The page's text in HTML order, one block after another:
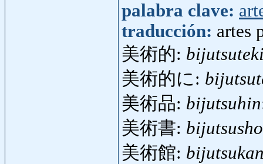
palabra clave:
traducción: artes
美術的:
美術的に:
美術品: bijutsuhin
美術書: bijutsusho
美術館: